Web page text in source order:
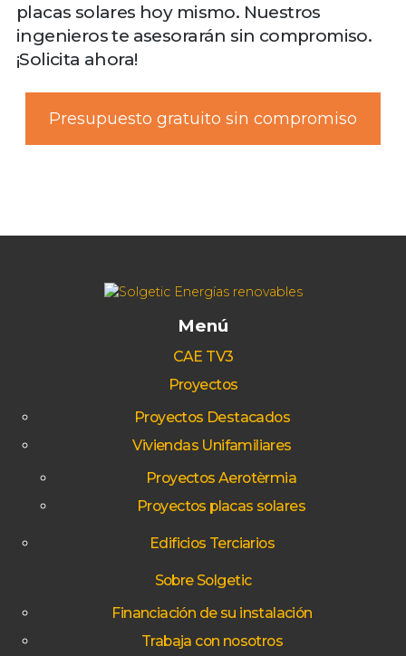
placas solares hoy mismo. Nuestros
ingenieros te asesorarán sin compromiso.
¡Solicita ahora!
Presupuesto gratuito sin compromiso
Menú
CAE TV3
Proyectos
Proyectos Destacados
Viviendas Unifamiliares
Proyectos Aerotèrmia
Proyectos placas solares
Edificios Terciarios
Sobre Solgetic
Financiación de su instalación
Trabaja con nosotros